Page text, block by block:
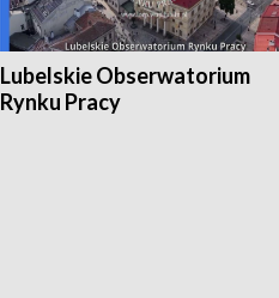
Lubelskie Obserwatorium
Rynku Pracy